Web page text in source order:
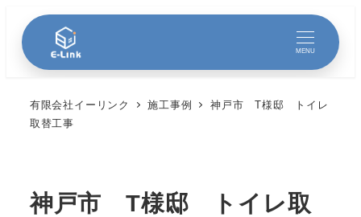
MENU
有限会社イーリンク 施工事例
神戸市 T様邸 トイレ
取替工事
神戸市 T様邸 トイレ取